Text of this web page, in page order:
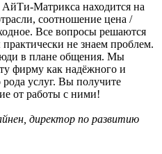
АйТи-Матрикса находится на
соотношение цена /
Все вопросы решаются
не знаем проблем.
в плане общения. Мы
фирму как надёжного и
услуг. Вы получите
от работы с ними!
директор по развитию